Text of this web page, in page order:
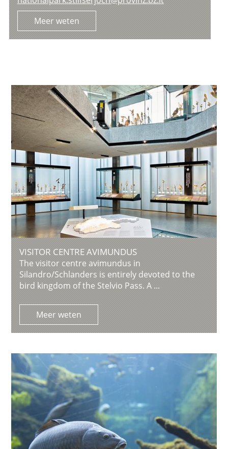
Meer weten
VISITOR CENTRE AVIMUNDUS
The visitor centre avimundus in
Silandro/Schlanders is entirely devoted to the
bird kingdom of the Stelvio Pass. A ...
Meer weten